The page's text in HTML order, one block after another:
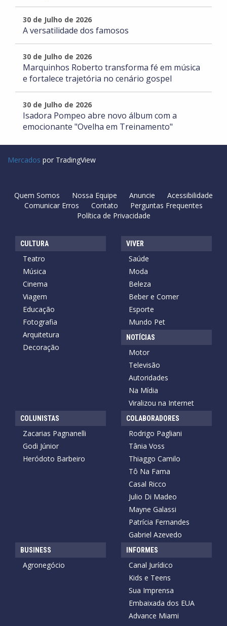
30 de Julho de 2026
A versatilidade dos famosos
30 de Julho de 2026
Marquinhos Roberto transforma fé em música
e fortalece trajetória no cenário gospel
30 de Julho de 2026
Isadora Pompeo abre novo álbum com a
emocionante "Ovelha em Treinamento"
Mercados por TradingView
Quem Somos Nossa Equipe Anuncie
Acessibilidade
Comunicar Erros
Contato
Perguntas Frequentes
Política de Privacidade
CULTURA
Teatro
Música
Cinema
Viagem
Educação
Fotografia
Arquitetura
Decoração
VIVER
Saúde
Moda
Beleza
Beber e Comer
Esporte
Mundo Pet
NOTÍCIAS
Motor
Televisão
Autoridades
Na Mídia
Viralizou na Internet
COLUNISTAS
Zacarias Pagnanelli
Godi Júnior
Heródoto Barbeiro
COLABORADORES
Rodrigo Pagliani
Tânia Voss
Thiaggo Camilo
Tô Na Fama
Casal Ricco
Julio Di Madeo
Mayne Galassi
Patrícia Fernandes
Gabriel Azevedo
BUSINESS
Agronegócio
INFORMES
Canal Jurídico
Kids e Teens
Sua Imprensa
Embaixada dos EUA
Advance Miami